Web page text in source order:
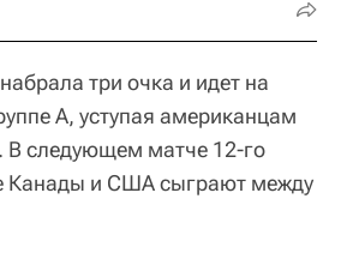
три очка и идет на
А, уступая американцам
В следующем матче 12-го
Канады и США сыграют между